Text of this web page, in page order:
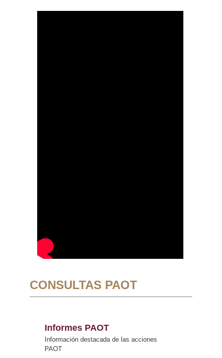
CONSULTAS PAOT
Informes PAOT
Información destacada de las acciones
PAOT